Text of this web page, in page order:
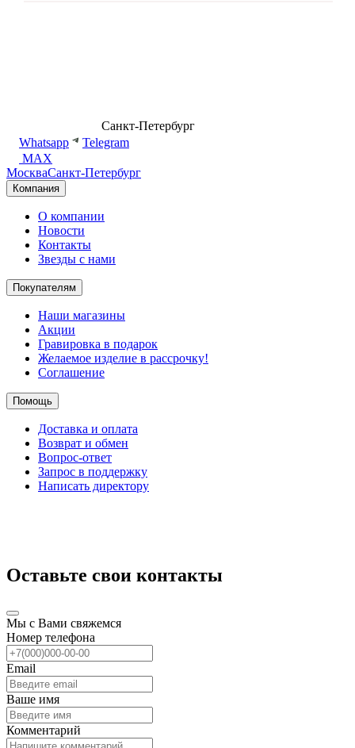
Санкт-Петербург
Whatsapp
Telegram
MAX
МоскваСанкт-Петербург
Компания
О компании
Новости
Контакты
Звезды с нами
Покупателям
Наши магазины
Акции
Гравировка в подарок
Желаемое изделие в рассрочку!
Соглашение
Помощь
Доставка и оплата
Возврат и обмен
Вопрос-ответ
Запрос в поддержку
Написать директору
Оставьте свои контакты
Мы с Вами свяжемся
Номер телефона
Email
Ваше имя
Комментарий